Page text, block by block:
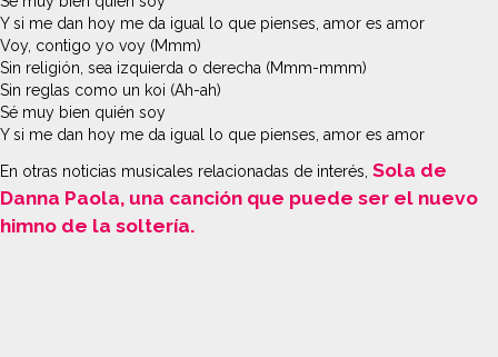
Y si me dan hoy me da igual lo que pienses, amor es amor
Voy, contigo yo voy (Mmm)
Sin religión, sea izquierda o derecha (Mmm-mmm)
Sin reglas como un koi (Ah-ah)
Sé muy bien quién soy
Y si me dan hoy me da igual lo que pienses, amor es amor
En otras noticias musicales relacionadas de interés, Sola de
Danna Paola, una canción que puede ser el nuevo
himno de la soltería.